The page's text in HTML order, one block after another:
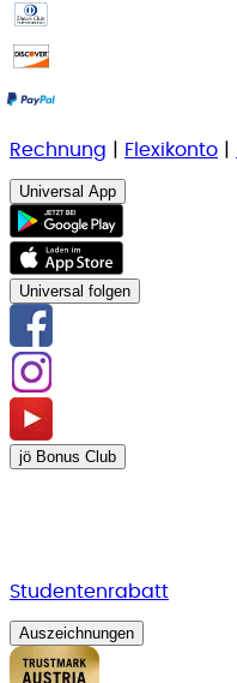
Rechnung Flexikonto
Universal App
Universal folgen
jö Bonus Club
Studentenrabatt
Auszeichnungen